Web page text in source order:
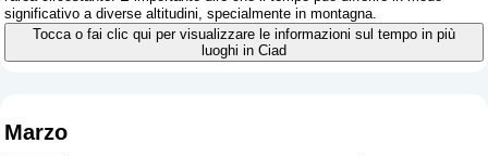
significativo a diverse altitudini, specialmente in montagna.
Tocca o fai clic qui per visualizzare le informazioni sul tempo in più
luoghi in Ciad
Marzo